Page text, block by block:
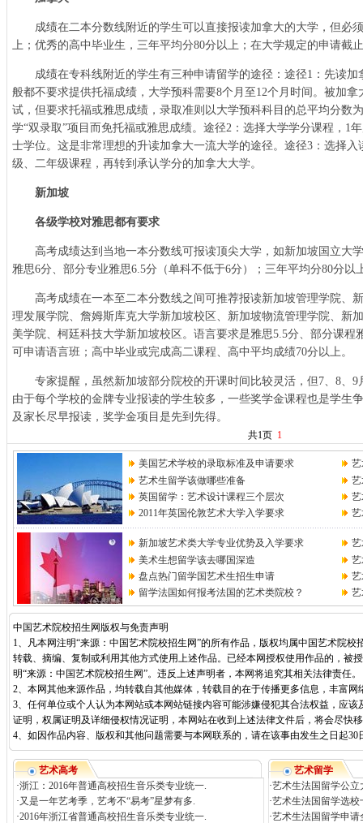
成绩在二本分数线附近的学生可以直接报读加拿大的大学，但必
上；优秀的高中毕业生，三年平均分80分以上；在大学规定的申请截
成绩在专科线附近的学生有三种申请留学的途径：途径1：先读加
般都不要求提供托福成绩，大学预科需要8个月至12个月时间。被加
试，但要求托福或雅思成绩，录取准则以大学预科科目的总平均分数
学“双录取”项目而免托福或雅思成绩。途径2：选择大学学分课程，1
士学位。这是非常理想的升读加拿大一流大学的途径。途径3：选择
级、二年级课程，再转到承认学分的加拿大大学。
新加坡
各级学校对雅思都有要求
高考成绩达到当地一本分数线可报读顶尖大学，如新加坡国立大
雅思6分、部分专业雅思6.5分（单科不低于6分）；三年平均分80分以
高考成绩在一本至二本分数线之间可推荐报读新加坡管理学院、
理发展学院、詹姆斯库克大学新加坡校区、新加坡物流管理学院、新
美学院、柯廷科技大学新加坡校区。语言要求是雅思5.5分、部分课程
可申请语言班；高中毕业或完成高二课程、高中平均成绩70分以上。
专家提醒，虽然新加坡部分院校的开课时间比较灵活，但7、8、9
由于每个学校的金牌专业报读的学生较多，一些奖学金课程也是学生
及家长尽早报读，奖学金项目是先到先得。
共1页 1
美国艺术学校的录取标准及申请要求
艺术生留学该做哪些准备
英国留学：艺术设计课程三个层次
2011年英国伦敦艺术大学入学要求
新加坡艺术类大学专业优势及入学要求
美术生想留学该去哪国深造
盘点热门留学国艺术生招生申请
留学法国如何报考法国的艺术类院校？
中国艺术院校招生网版权与免责声明
1、凡本网注明“来源：中国艺术院校招生网”的所有作品，版权均属中国艺术院
转载、摘编、复制或利用其他方式使用上述作品。已经本网授权使用作品的，被
明“来源：中国艺术院校招生网”。违反上述声明者，本网将追究其相关法律责任。
2、本网其他来源作品，均转载自其他媒体，转载目的在于传播更多信息，丰富
3、任何单位或个人认为本网站或本网站链接内容可能涉嫌侵犯其合法权益，应
证明，权属证明及详细侵权情况证明，本网站在收到上述法律文件后，将会尽快
4、如因作品内容、版权和其他问题需要与本网联系的，请在该事由发生之日起30
艺术高考
·浙江：2016年普通高校招生音乐类专业统一.
·又是一年艺考季，艺考不“易考”星梦有多.
·2016年浙江省普通高校招生音乐类专业统一.
艺术留学
·艺术生法国留学公立
·艺术生法国留学选校
·艺术生法国留学申请